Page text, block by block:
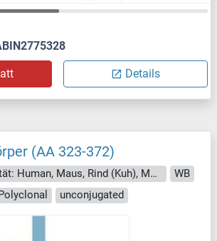
Details
(AA 323-372)
Reaktivität: Human, Maus, Rind (Kuh), Meerschweinchen, Hund, Affe
WB
Polyclonal unconjugated